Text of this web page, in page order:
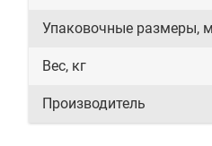
Упаковочные размеры,
Вес, кг
Производитель